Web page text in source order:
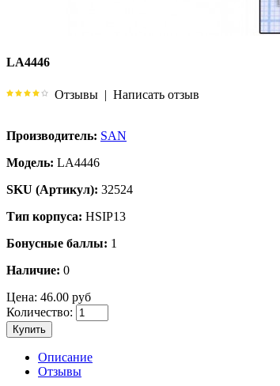
LA4446
Отзывы | Написать отзыв
Производитель: SAN
Модель: LA4446
SKU (Артикул): 32524
Тип корпуса: HSIP13
Бонусные баллы: 1
Наличие: 0
Цена: 46.00 руб
Количество:
Купить
Описание
Отзывы